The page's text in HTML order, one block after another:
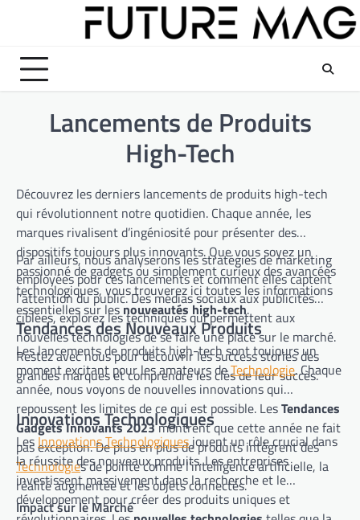
Lancements de Produits
High-Tech
Découvrez les derniers lancements de produits high-tech
qui révolutionnent notre quotidien. Chaque année, les
marques rivalisent d’ingéniosité pour présenter des
dispositifs toujours plus innovants. Que vous soyez un
passionné de gadgets ou simplement curieux des avancées
technologiques, vous trouverez ici toutes les informations
essentielles sur lesnouveautés high-tech.
Par ailleurs, nous analyserons les stratégies de marketing
employées pour ces lancements et comment elles captent
l’attention du public. Des médias sociaux aux publicités
ciblées, explorez les techniques qui permettent aux
nouvelles technologies de se faire une place sur le marché.
Restez avec nous pour découvrir les success stories des
grandes marques et comprendre les clés de leur succès.
Tendances des Nouveaux Produits
Les lancements de produits high-tech sont toujours un
moment excitant pour les amateurs deTechnologie. Chaque
année, nous voyons de nouvelles innovations qui
repoussent les limites de ce qui est possible. LesTendances
Gadgets Innovants 2023montrent que cette année ne fait
pas exception. De plus en plus de produits intègrent des
Technologies de pointe comme l’intelligence artificielle, la
réalité augmentée et les objets connectés.
Innovations Technologiques
Les Innovations Technologiquesjouent un rôle crucial dans
la réussite des nouveaux produits. Les entreprises
investissent massivement dans la recherche et le
développement pour créer des produits uniques et
Impact sur le Marché